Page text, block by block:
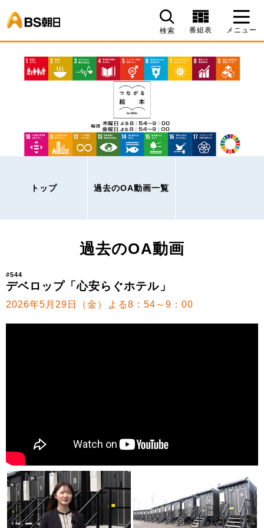
検索 番組表 メニュー
トップ 過去のOA動画一覧
過去のOA動画
#544
デベロップ「心安らぐホテル」
2026年5月29日（金）よる8：54～9：00